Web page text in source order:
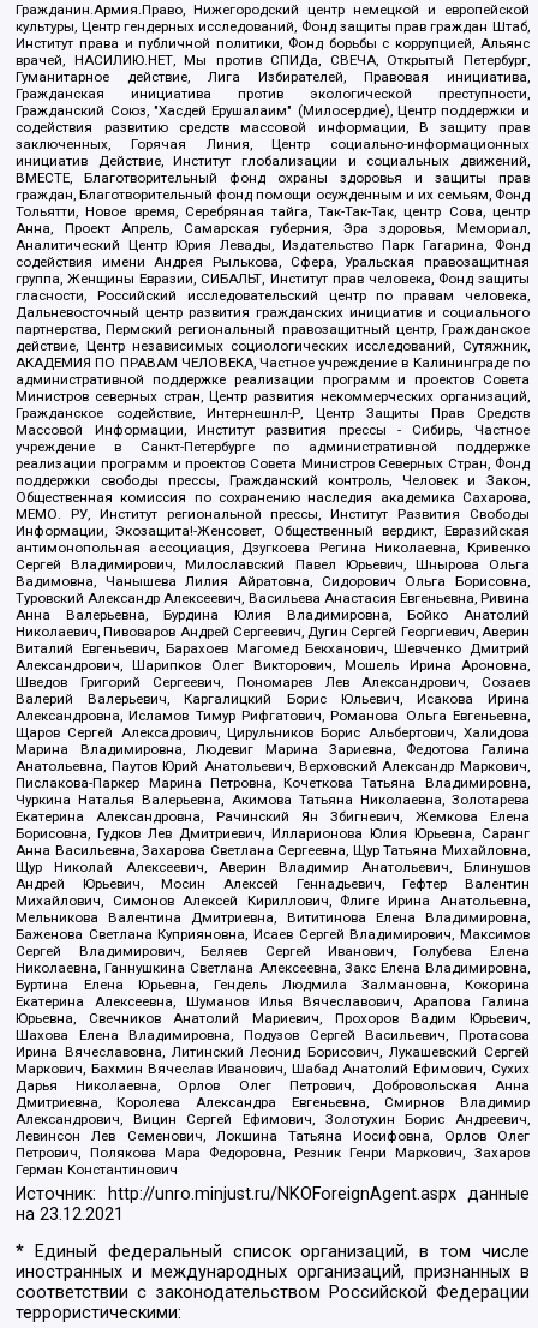
Гражданин.Армия.Право, Нижегородский центр немецкой и европейской
культуры, Центр гендерных исследований, Фонд защиты прав граждан Штаб,
Институт права и публичной политики, Фонд борьбы с коррупцией, Альянс
врачей, НАСИЛИЮ.НЕТ, Мы против СПИДа, СВЕЧА, Открытый Петербург,
Гуманитарное действие, Лига Избирателей, Правовая инициатива,
Гражданская инициатива против экологической преступности,
Гражданский Союз, "Хасдей Ерушалаим" (Милосердие), Центр поддержки и
содействия развитию средств массовой информации, В защиту прав
заключенных, Горячая Линия, Центр социально-информационных
инициатив Действие, Институт глобализации и социальных движений,
ВМЕСТЕ, Благотворительный фонд охраны здоровья и защиты прав
граждан, Благотворительный фонд помощи осужденным и их семьям, Фонд
Тольятти, Новое время, Серебряная тайга, Так-Так-Так, центр Сова, центр
Анна, Проект Апрель, Самарская губерния, Эра здоровья, Мемориал,
Аналитический Центр Юрия Левады, Издательство Парк Гагарина, Фонд
содействия имени Андрея Рылькова, Сфера, Уральская правозащитная
группа, Женщины Евразии, СИБАЛЬТ, Институт прав человека, Фонд защиты
гласности, Российский исследовательский центр по правам человека,
Дальневосточный центр развития гражданских инициатив и социального
партнерства, Пермский региональный правозащитный центр, Гражданское
действие, Центр независимых социологических исследований, Сутяжник,
АКАДЕМИЯ ПО ПРАВАМ ЧЕЛОВЕКА, Частное учреждение в Калининграде по
административной поддержке реализации программ и проектов Совета
Министров северных стран, Центр развития некоммерческих организаций,
Гражданское содействие, Интернешнл-Р, Центр Защиты Прав Средств
Массовой Информации, Институт развития прессы - Сибирь, Частное
учреждение в Санкт-Петербурге по административной поддержке
реализации программ и проектов Совета Министров Северных Стран, Фонд
поддержки свободы прессы, Гражданский контроль, Человек и Закон,
Общественная комиссия по сохранению наследия академика Сахарова,
МЕМО. РУ, Институт региональной прессы, Институт Развития Свободы
Информации, Экозащита!-Женсовет, Общественный вердикт, Евразийская
антимонопольная ассоциация, Дзугкоева Регина Николаевна, Кривенко
Сергей Владимирович, Милославский Павел Юрьевич, Шнырова Ольга
Вадимовна, Чанышева Лилия Айратовна, Сидорович Ольга Борисовна,
Туровский Александр Алексеевич, Васильева Анастасия Евгеньевна, Ривина
Анна Валерьевна, Бурдина Юлия Владимировна, Бойко Анатолий
Николаевич, Пивоваров Андрей Сергеевич, Дугин Сергей Георгиевич, Аверин
Виталий Евгеньевич, Барахоев Магомед Бекханович, Шевченко Дмитрий
Александрович, Шарипков Олег Викторович, Мошель Ирина Ароновна,
Шведов Григорий Сергеевич, Пономарев Лев Александрович, Созаев
Валерий Валерьевич, Каргалицкий Борис Юльевич, Исакова Ирина
Александровна, Исламов Тимур Рифгатович, Романова Ольга Евгеньевна,
Щаров Сергей Алексадрович, Цирульников Борис Альбертович, Халидова
Марина Владимировна, Людевиг Марина Зариевна, Федотова Галина
Анатольевна, Паутов Юрий Анатольевич, Верховский Александр Маркович,
Пислакова-Паркер Марина Петровна, Кочеткова Татьяна Владимировна,
Чуркина Наталья Валерьевна, Акимова Татьяна Николаевна, Золотарева
Екатерина Александровна, Рачинский Ян Збигневич, Жемкова Елена
Борисовна, Гудков Лев Дмитриевич, Илларионова Юлия Юрьевна, Саранг
Анна Васильевна, Захарова Светлана Сергеевна, Щур Татьяна Михайловна,
Щур Николай Алексеевич, Аверин Владимир Анатольевич, Блинушов
Андрей Юрьевич, Мосин Алексей Геннадьевич, Гефтер Валентин
Михайлович, Симонов Алексей Кириллович, Флиге Ирина Анатольевна,
Мельникова Валентина Дмитриевна, Вититинова Елена Владимировна,
Баженова Светлана Куприяновна, Исаев Сергей Владимирович, Максимов
Сергей Владимирович, Беляев Сергей Иванович, Голубева Елена
Николаевна, Ганнушкина Светлана Алексеевна, Закс Елена Владимировна,
Буртина Елена Юрьевна, Гендель Людмила Залмановна, Кокорина
Екатерина Алексеевна, Шуманов Илья Вячеславович, Арапова Галина
Юрьевна, Свечников Анатолий Мариевич, Прохоров Вадим Юрьевич,
Шахова Елена Владимировна, Подузов Сергей Васильевич, Протасова
Ирина Вячеславовна, Литинский Леонид Борисович, Лукашевский Сергей
Маркович, Бахмин Вячеслав Иванович, Шабад Анатолий Ефимович, Сухих
Дарья Николаевна, Орлов Олег Петрович, Добровольская Анна
Дмитриевна, Королева Александра Евгеньевна, Смирнов Владимир
Александрович, Вицин Сергей Ефимович, Золотухин Борис Андреевич,
Левинсон Лев Семенович, Локшина Татьяна Иосифовна, Орлов Олег
Петрович, Полякова Мара Федоровна, Резник Генри Маркович, Захаров
Герман Константинович
Источник: http://unro.minjust.ru/NKOForeignAgent.aspxданные
на23.12.2021
* Единый федеральный список организаций, в том числе
иностранных и международных организаций, признанных в
соответствии с законодательством Российской Федерации
террористическими: